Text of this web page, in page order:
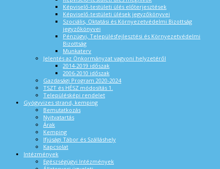
Képviselő-testületi ülés előterjesztések
Képviselő-testületi ülések jegyzőkönyvei
Szociális, Oktatási és Környezetvédelmi Bizottság
jegyzőkönyvei
Pénzügyi, Településfejlesztési és Környezetvédelmi
Bizottság
Munkaterv
Jelentés az Önkormányzat vagyoni helyzetéről
2014-2019 időszak
2006-2010 időszak
Gazdasági Program 2020-2024
TSZT és HÉSZ módosítás 1.
Településképi rendelet
Gyógyvizes strand, kemping
Bemutatkozás
Nyitvatartás
Árak
Kemping
Ifjúsági Tábor és Szálláshely
Kapcsolat
Intézmények
Egészségügyi Intézmények